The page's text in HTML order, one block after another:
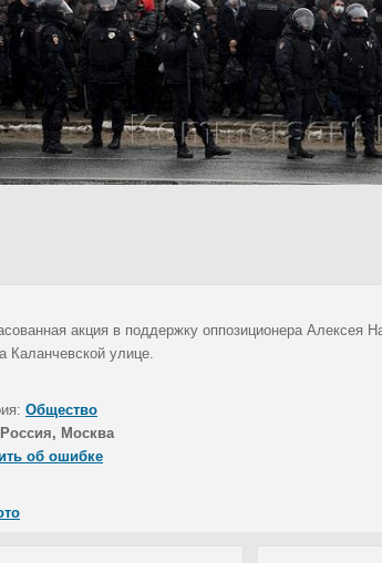
акция в поддержку оппозиционера Алексея
Каланчевской улице.
Общество
Россия, Москва
об ошибке